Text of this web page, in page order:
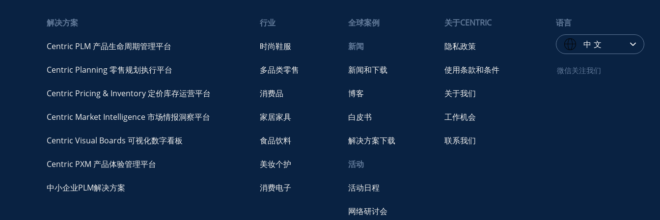
解决方案
Centric PLM 产品生命周期管理平台
Centric Planning 零售规划执行平台
Centric Pricing & Inventory 定价库存运营平台
Centric Market Intelligence 市场情报洞察平台
Centric Visual Boards 可视化数字看板
Centric PXM 产品体验管理平台
中小企业PLM解决方案
行业
时尚鞋服
多品类零售
消费品
家居家具
食品饮料
美妆个护
消费电子
全球案例
新闻
新闻和下载
博客
白皮书
解决方案下载
活动
活动日程
网络研讨会
关于CENTRIC
隐私政策
使用条款和条件
关于我们
工作机会
联系我们
语言
中 文
微信关注我们